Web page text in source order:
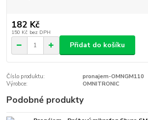
182 Kč
150 Kč bez DPH
Přidat do košíku
Číslo produktu:
pronajem-OMNGM110
Výrobce:
OMNITRONIC
Podobné produkty